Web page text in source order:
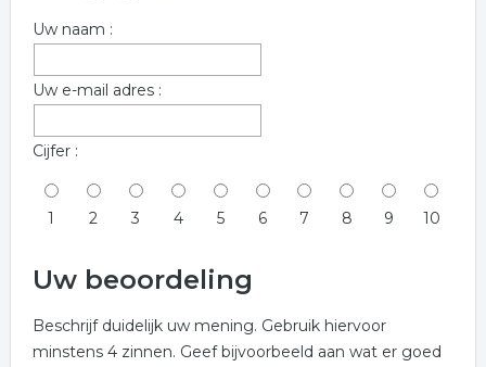
Uw naam :
Uw e-mail adres :
Cijfer :
1 2 3 4 5 6 7 8 9 10
Uw beoordeling
Beschrijf duidelijk uw mening. Gebruik hiervoor
minstens 4 zinnen. Geef bijvoorbeeld aan wat er goed